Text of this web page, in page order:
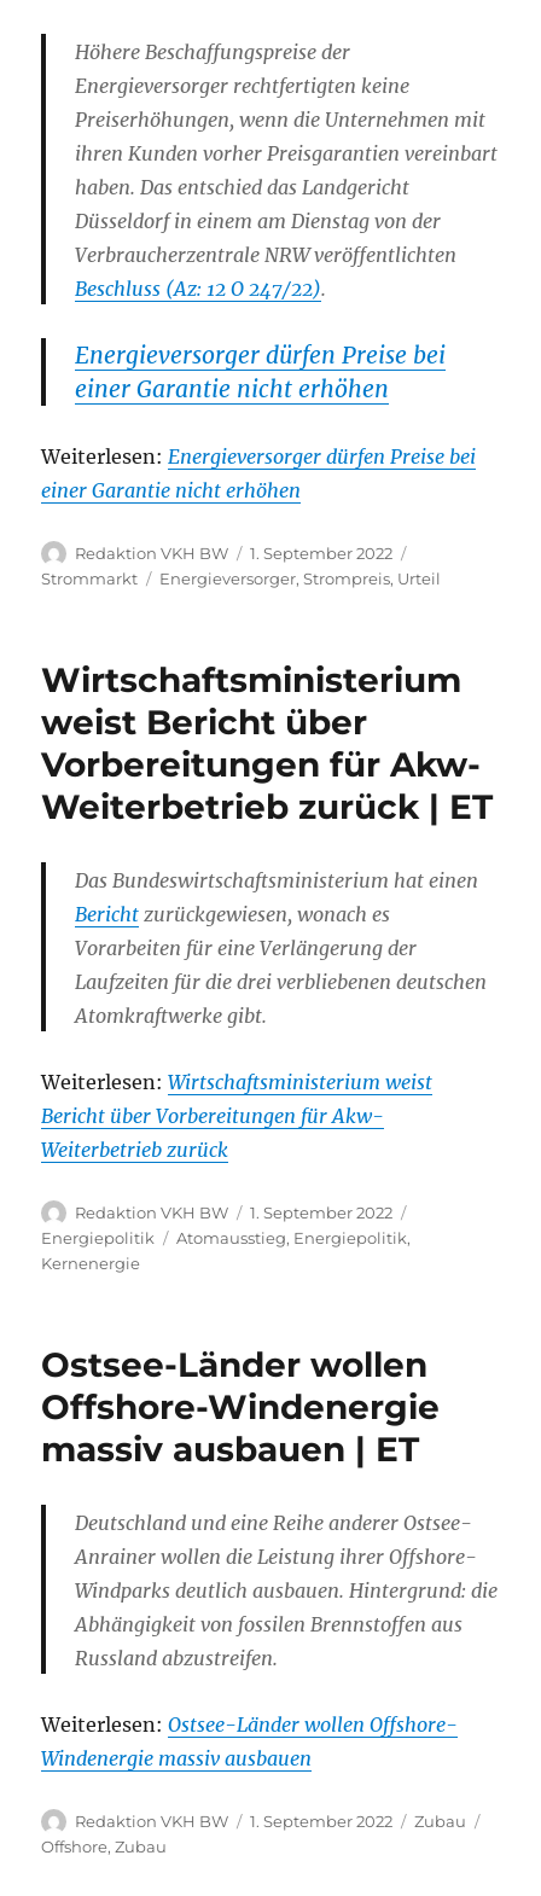
Höhere Beschaffungspreise der
Energieversorger rechtfertigten keine
Preiserhöhungen, wenn die Unternehmen mit
ihren Kunden vorher Preisgarantien vereinbart
haben. Das entschied das Landgericht
Düsseldorf in einem am Dienstag von der
Verbraucherzentrale NRW veröffentlichten
Beschluss (Az: 12 O 247/22).
Energieversorger dürfen Preise bei
einer Garantie nicht erhöhen
Weiterlesen: Energieversorger dürfen Preise bei
einer Garantie nicht erhöhen
Autor
Redaktion VKH BW
Veröffentlicht
am
1. September 2022
Strommarkt
Schlagwörter
Energieversorger,Strompreis, Urteil
Wirtschaftsministerium
weist Bericht über
Vorbereitungen für Akw-
Weiterbetrieb zurück | ET
Das Bundeswirtschaftsministerium hat einen
Bericht zurückgewiesen, wonach es
Vorarbeiten für eine Verlängerung der
Laufzeiten für die drei verbliebenen deutschen
Atomkraftwerke gibt.
Weiterlesen:Wirtschaftsministerium weist
Bericht über Vorbereitungen für Akw-
Weiterbetrieb zurück
Autor
Redaktion VKH BW
Veröffentlicht
am
1. September 2022
Energiepolitik
Schlagwörter
Atomausstieg, Energiepolitik,
Kernenergie
Ostsee-Länder wollen
Offshore-Windenergie
massiv ausbauen | ET
Deutschland und eine Reihe anderer Ostsee-
Anrainer wollen die Leistung ihrer Offshore-
Windparks deutlich ausbauen. Hintergrund: die
Abhängigkeit von fossilen Brennstoffen aus
Russland abzustreifen.
Weiterlesen:Ostsee-Länder wollen Offshore-
Windenergie massiv ausbauen
Autor
Redaktion VKH BW
Veröffentlicht
1. September 2022 Kategorien
Zubau
Offshore,Zubau